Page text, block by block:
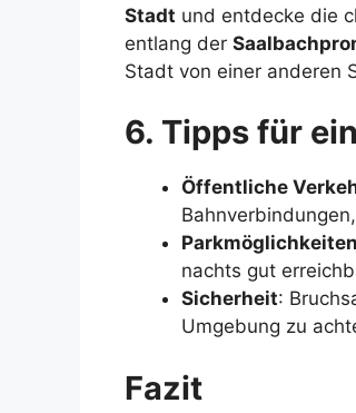
Stadt und entdecke die
entlang der
Stadt von einer anderen
6. Tipps für
Öffentliche
Parkmöglichkeiten
nachts gut
Sicherheit:
Umgebung zu
Fazit